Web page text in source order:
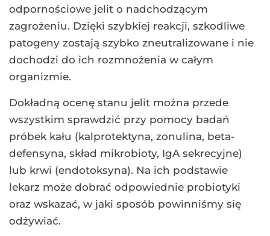
odpornościowe jelit o nadchodzącym
zagrożeniu. Dzięki szybkiej reakcji, szkodliwe
patogeny zostają szybko zneutralizowane i nie
dochodzi do ich rozmnożenia w całym
organizmie.
Dokładną ocenę stanu jelit można przede
wszystkim sprawdzić przy pomocy badań
próbek kału (kalprotektyna, zonulina, beta-
defensyna, skład mikrobioty, IgA sekrecyjne)
lub krwi (endotoksyna). Na ich podstawie
lekarz może dobrać odpowiednie probiotyki
oraz wskazać, w jaki sposób powinniśmy się
odżywiać.